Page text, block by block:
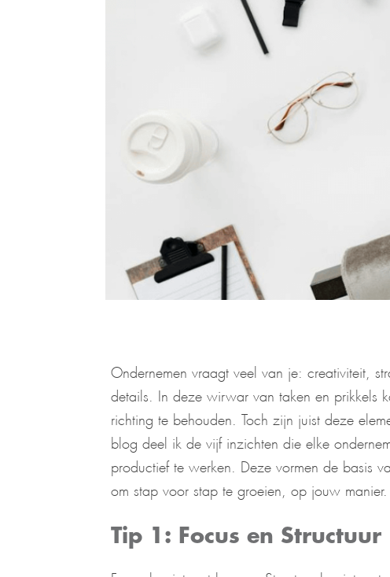
Ondernemen vraagt veel van je: creativiteit,
details. In deze wirwar van taken en prikkels
richting te behouden. Toch zijn juist deze
blog deel ik de vijf inzichten die elke
productief te werken. Deze vormen de basis
om stap voor stap te groeien, op jouw manier.
Tip 1: Focus en Structuur